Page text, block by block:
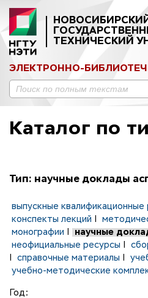
НОВОСИБИРСКИЙ
ТЕХНИЧЕСКИЙ
ЭЛЕКТРОННО-
Каталог по
Тип: научные доклады
выпускные квалификационные
конспекты лекций
монографии
научные
неофициальные ресурсы
справочные материалы
учебно-методические
Год: